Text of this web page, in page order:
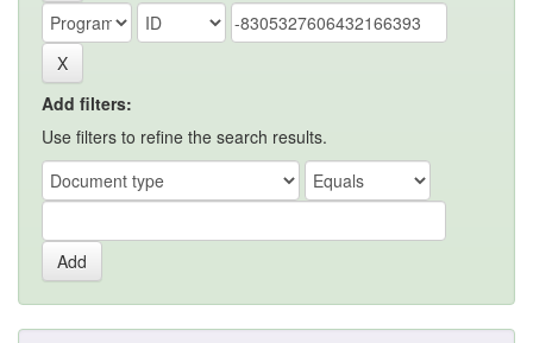
Add filters:
Use filters to refine the search results.